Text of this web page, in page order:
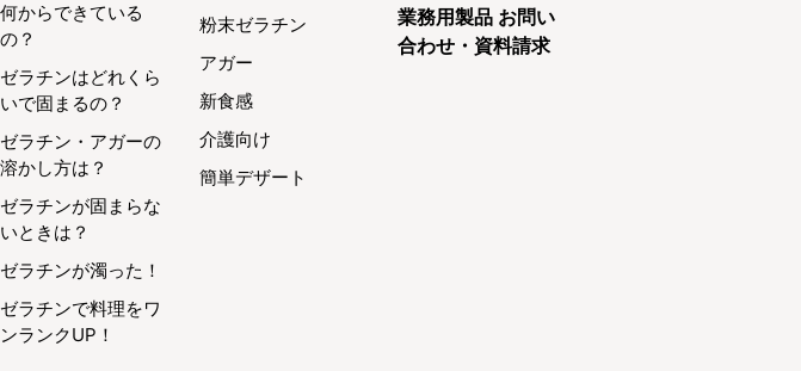
何からできている
の？
ゼラチンはどれくら
いで固まるの？
ゼラチン・アガーの
溶かし方は？
ゼラチンが固まらな
いときは？
ゼラチンが濁った！
ゼラチンで料理をワ
ンランクUP！
粉末ゼラチン
アガー
新食感
介護向け
簡単デザート
業務用製品 お問い
合わせ・資料請求